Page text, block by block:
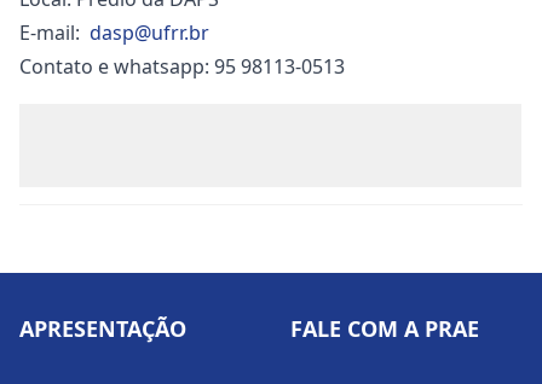
E-mail: dasp@ufrr.br
Contato e whatsapp: 95 98113-0513
APRESENTAÇÃO FALE COM A PRAE